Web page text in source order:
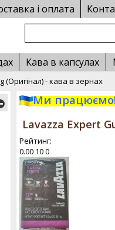
і оплата
Кава в капсулах
(Оригінал) - кава в зернах
Ми працюємо!
Lavazza Expert
Рейтинг:
0.00 100